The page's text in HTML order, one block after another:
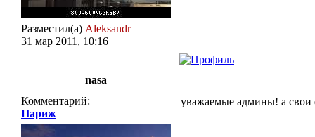
Разместил(а) Aleksandr
31 мар 2011, 10:16
nasa
Комментарий:
Париж
уважаемые админы! а свои